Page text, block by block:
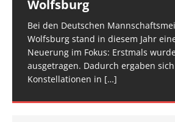
Wolfsburg
Bei den Deutschen
Wolfsburg stand in diesem Jahr
Neuerung im Fokus: Erstmals
ausgetragen. Dadurch ergaben
Konstellationen in […]
zwei Tage verteilt, um den Ablauf
den Athletinnen und Athleten mehr
[…]
TROPHY statt und 65 Kinder und
für den Trampolin Nachwuchs
[…]
überzeugt
Am vergangenen Wochenende traf
Spitze im Trampolinturnen in
(Baden-Württemberg) zu einem
Wettkampfwochenende: Am
Deutschen[…]